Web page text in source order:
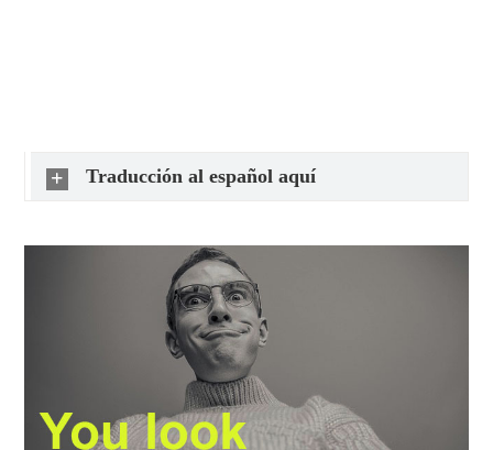
Traducción al español aquí